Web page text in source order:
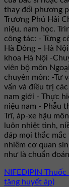
thay đổi phương
Trương Phú Hải
niệu, nam học.
công tác: - Từng
Hà Đông – Hà
khoa Hà Nội -
viên bộ môn
chuyên môn: -Tư
vấn và điều trị
nam giới - Thực
niệu nam - Phẫu
Trĩ, áp-xe hậu
luôn nhiệt tình,
đáp mọi thắc mắc
nhiễm cơ quan
như là chuẩn
NIFEDIPIN
tăng huyết áp)